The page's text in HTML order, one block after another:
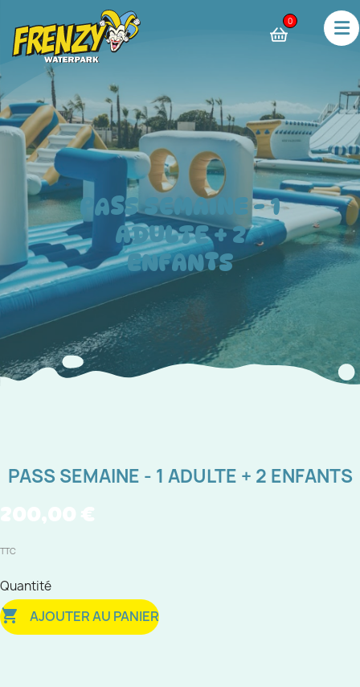
0
PASS SEMAINE - 1
ADULTE + 2
ENFANTS
PASS SEMAINE - 1 ADULTE + 2 ENFANTS
200,00 €
TTC
Quantité
 AJOUTER AU PANIER